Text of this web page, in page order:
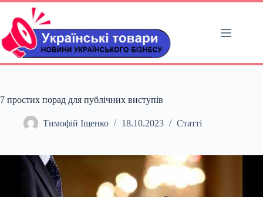
Перейти
вмісту
7 простих порад для публічних виступів
Тимофій Іщенко 18.10.2023 Статті